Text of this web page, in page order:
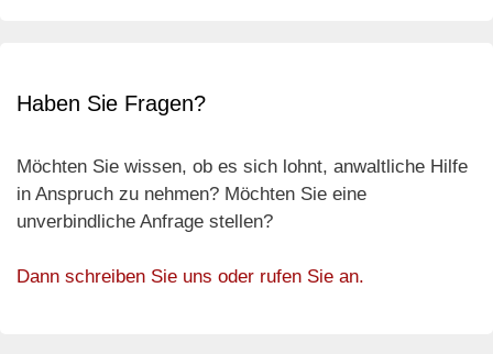
Haben Sie Fragen?
Möchten Sie wissen, ob es sich lohnt, anwaltliche Hilfe
in Anspruch zu nehmen? Möchten Sie eine
unverbindliche Anfrage stellen?
Dann schreiben Sie uns oder rufen Sie an.